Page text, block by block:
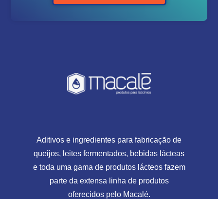
Aditivos e ingredientes para fabricação de
queijos, leites fermentados, bebidas lácteas
e toda uma gama de produtos lácteos fazem
parte da extensa linha de produtos
oferecidos pelo Macalé.